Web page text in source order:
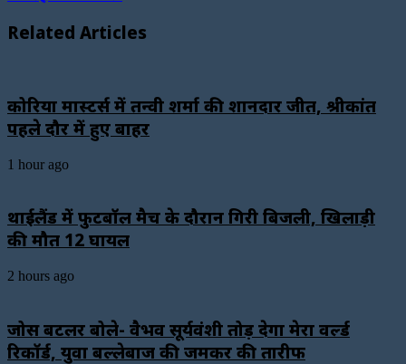
Related Articles
कोरिया मास्टर्स में तन्वी शर्मा की शानदार जीत, श्रीकांत
पहले दौर में हुए बाहर
1 hour ago
थाईलैंड में फुटबॉल मैच के दौरान गिरी बिजली, खिलाड़ी
की मौत 12 घायल
2 hours ago
जोस बटलर बोले- वैभव सूर्यवंशी तोड़ देगा मेरा वर्ल्ड
रिकॉर्ड, युवा बल्लेबाज की जमकर की तारीफ